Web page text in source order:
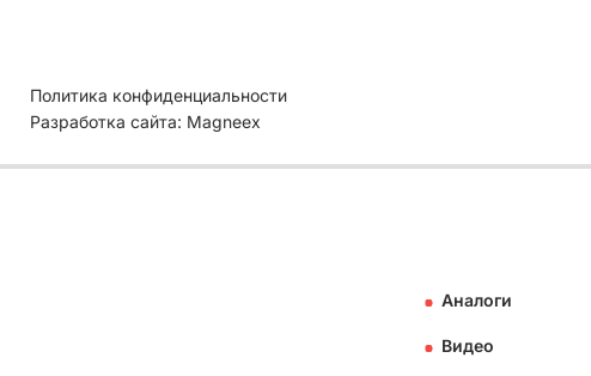
Политика конфиденциальности
Разработка сайта: Magneex
Аналоги
Видео